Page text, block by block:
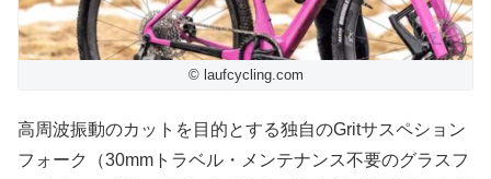
© laufcycling.com
高周波振動のカットを目的とする独自のGritサスペション
フォーク（30mmトラベル・メンテナンス不要のグラスフ